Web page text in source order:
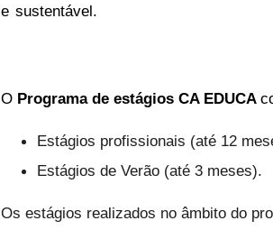
e sustentável.
O Programa de estágios CA EDUCA
Estágios profissionais (até 12
Estágios de Verão (até 3 meses).
Os estágios realizados no âmbito do